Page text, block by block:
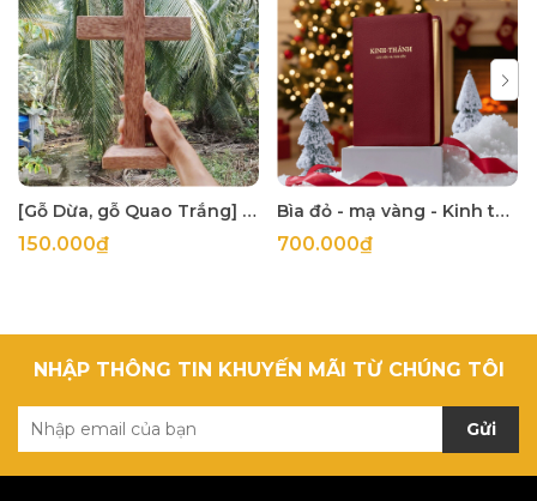
[Gỗ Dừa, gỗ Quao Trắng] Thập tự thánh giá treo tường
150.000₫
Bìa đỏ - mạ vàng - Kinh thánh 1925 khổ lớn 14x21cm in tại Hàn Quốc
700.000₫
NHẬP THÔNG TIN KHUYẾN MÃI TỪ CHÚNG TÔI
Gửi